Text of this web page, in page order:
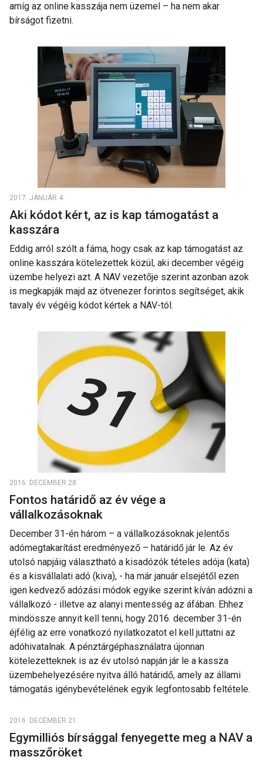
amíg az online kasszája nem üzemel – ha nem akar
bírságot fizetni.
2017. JANUÁR 4.
Aki kódot kért, az is kap támogatást a
kasszára
Eddig arról szólt a fáma, hogy csak az kap támogatást az
online kasszára kötelezettek közül, aki december végéig
üzembe helyezi azt. A NAV vezetője szerint azonban azok
is megkapják majd az ötvenezer forintos segítséget, akik
tavaly év végéig kódot kértek a NAV-tól.
2016. DECEMBER 28.
Fontos határidő az év vége a
vállalkozásoknak
December 31-én három – a vállalkozásoknak jelentős
adómegtakarítást eredményező – határidő jár le. Az év
utolsó napjáig választható a kisadózók tételes adója (kata)
és a kisvállalati adó (kiva), - ha már január elsejétől ezen
igen kedvező adózási módok egyike szerint kíván adózni a
vállalkozó - illetve az alanyi mentesség az áfában. Ehhez
mindössze annyit kell tenni, hogy 2016. december 31-én
éjfélig az erre vonatkozó nyilatkozatot el kell juttatni az
adóhivatalnak. A pénztárgéphasználatra újonnan
kötelezetteknek is az év utolsó napján jár le a kassza
üzembehelyezésére nyitva álló határidő, amely az állami
támogatás igénybevételének egyik legfontosabb feltétele.
2016. DECEMBER 21.
Egymilliós bírsággal fenyegette meg a NAV a
masszőröket